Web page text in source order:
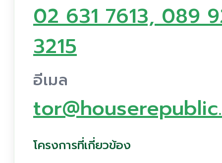
02 631 7613, 089
3215
อีเมล
โครงการที่เกี่ยวข้อง